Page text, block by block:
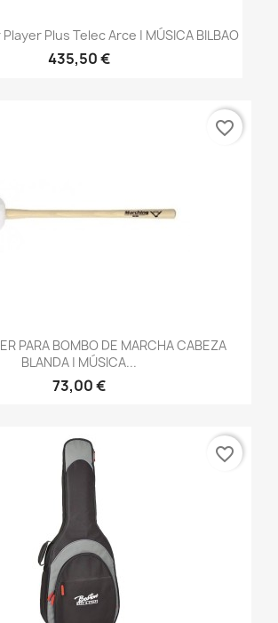
Plus Telec Arce | MÚSICA BILBAO
435,50 €
PARA BOMBO DE MARCHA CABEZA
BLANDA | MÚSICA...
73,00 €
favorite_border
favorite_border